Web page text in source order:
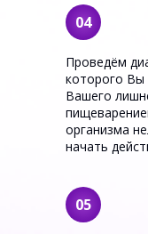
Проведём
которого
Вашего
организма
начать
05
04